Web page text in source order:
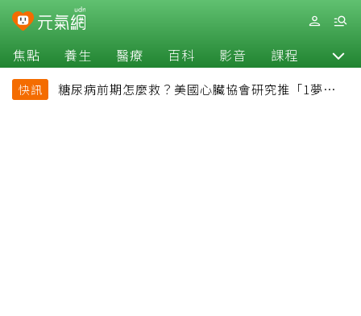
焦點 養生 醫療 百科 影音 課程 退休
快訊
糖尿病前期怎麼救？美國心臟協會研究推「1夢幻水